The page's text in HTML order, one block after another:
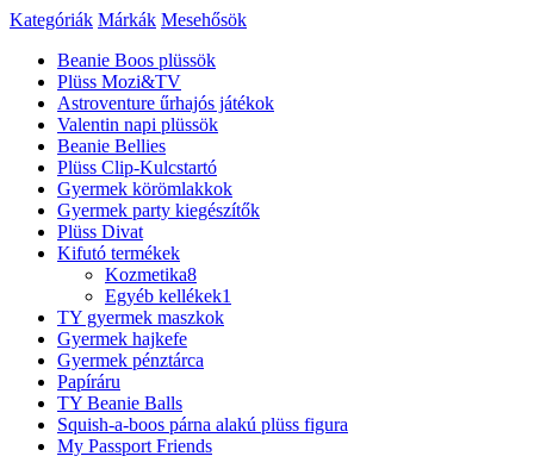
Kategóriák Márkák Mesehősök
Beanie Boos plüssök
Plüss Mozi&TV
Astroventure űrhajós játékok
Valentin napi plüssök
Beanie Bellies
Plüss Clip-Kulcstartó
Gyermek körömlakkok
Gyermek party kiegészítők
Plüss Divat
Kifutó termékek
Kozmetika8
Egyéb kellékek1
TY gyermek maszkok
Gyermek hajkefe
Gyermek pénztárca
Papíráru
TY Beanie Balls
Squish-a-boos párna alakú plüss figura
My Passport Friends